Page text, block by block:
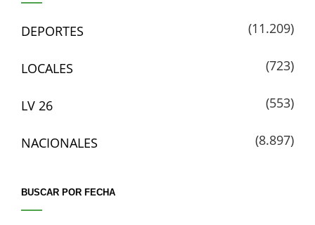
DEPORTES (11.209)
LOCALES (723)
LV 26 (553)
NACIONALES (8.897)
BUSCAR POR FECHA